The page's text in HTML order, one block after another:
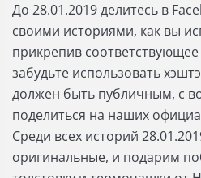
До 28.01.2019 делитесь в
своими историями, как вы
прикрепив
забудьте использовать
должен быть публичным, с
поделиться на наших
Среди всех историй
оригинальные, и подарим